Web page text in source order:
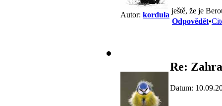
Autor: kordula ještě, že je
Odpovědět•
Re:
Datum: